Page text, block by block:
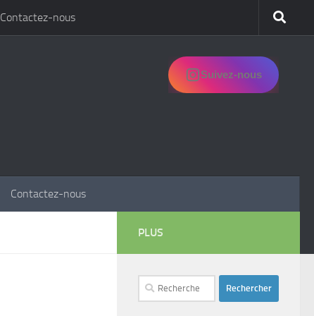
Contactez-nous
Suivez-nous
Contactez-nous
PLUS
Rechercher :